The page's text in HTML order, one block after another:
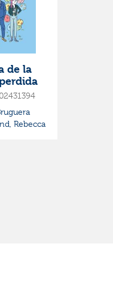
de la
Rebecca